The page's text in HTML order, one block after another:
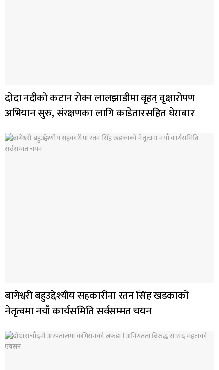
दोदा नदीको कटान रोक्न लालझाडीमा वृहत् वृक्षारोपण
अभियान सुरु, संरक्षणका लागि काडेतारसहित घेराबार
बागेश्वरी बहुउद्देश्यीय सहकारीमा रतन सिंह खडकाको
नेतृत्वमा नयाँ कार्यसमिति सर्वसम्मत चयन